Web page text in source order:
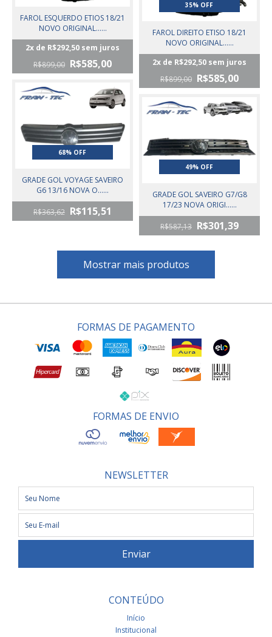
FAROL ESQUERDO ETIOS 18/21
NOVO ORIGINAL......
2x de R$292,50 sem juros
R$899,00 R$585,00
35% OFF
FAROL DIREITO ETISO 18/21
NOVO ORIGINAL......
2x de R$292,50 sem juros
R$899,00 R$585,00
68% OFF
GRADE GOL VOYAGE SAVEIRO
G6 13/16 NOVA O......
R$363,62 R$115,51
49% OFF
GRADE GOL SAVEIRO G7/G8
17/23 NOVA ORIGI......
R$587,13 R$301,39
Mostrar mais produtos
FORMAS DE PAGAMENTO
FORMAS DE ENVIO
NEWSLETTER
CONTEÚDO
Início
Institucional